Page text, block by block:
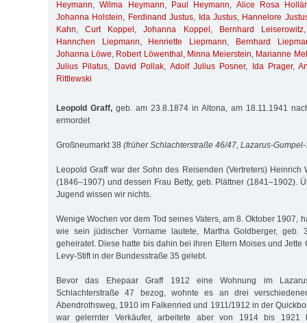
Heymann,Wilma Heymann, Paul Heymann, Alice Rosa
Johanna Holstein, Ferdinand Justus, Ida Justus, Hannelore
Kahn,Curt Koppel ,Johanna Koppel , Bernhard Leiserowitz
Hannchen Liepmann, Henriette Liepmann,
Bernhard
Johanna Löwe, Robert Löwenthal , Minna Meierstein, Marianne
Julius Pilatus, David Pollak, Adolf Julius Posner, Ida Prager,
Rittlewski
Leopold Graff, geb. am 23.8.1874 in Altona, am 18.11.1941
ermordet
Großneumarkt 38 (früher Schlachterstraße 46/47, Lazarus-Gumpel-
Leopold Graff war der Sohn des Reisenden (Vertreters) Heinrich
(1846–1907) und dessen Frau Betty, geb. Plättner (1841–1902).
Jugend wissen wir nichts.
Wenige Wochen vor dem Tod seines Vaters, am 8. Oktober 1907,
wie sein jüdischer Vorname lautete, Martha Goldberger, geb.
geheiratet. Diese hatte bis dahin bei ihren Eltern Moises und Jette
Levy-Stift in der Bundesstraße 35 gelebt.
Bevor das Ehepaar Graff 1912 eine Wohnung im
Schlachterstraße 47 bezog, wohnte es an drei
Abendrothsweg, 1910 im Falkenried und 1911/1912 in der
war gelernter Verkäufer, arbeitete aber von 1914 bis 1921